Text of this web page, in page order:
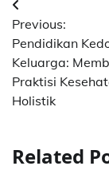
Post
Previous:
Pendidikan
Keluarga:
Praktisi
Holistik
Related